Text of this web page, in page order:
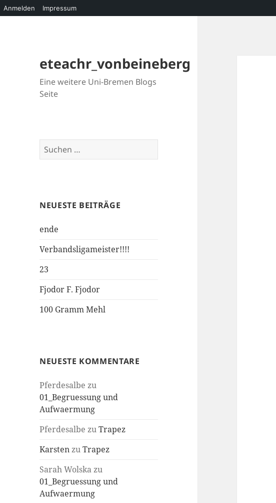
Anmelden Impressum
eteachr_vonbeineberg
Eine weitere Uni-Bremen Blogs
Seite
Suchen
nach:
NEUESTE BEITRÄGE
ende
Verbandsligameister!!!!
23
Fjodor F. Fjodor
100 Gramm Mehl
NEUESTE KOMMENTARE
Pferdesalbe zu
01_Begruessung und
Aufwaermung
Pferdesalbe zuTrapez
KarstenzuTrapez
Sarah Wolskazu
01_Begruessung und
Aufwaermung